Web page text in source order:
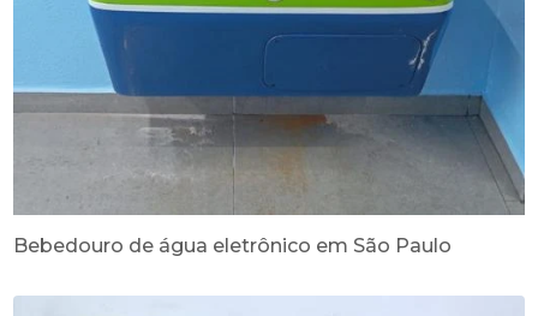
Bebedouro de água eletrônico em São Paulo